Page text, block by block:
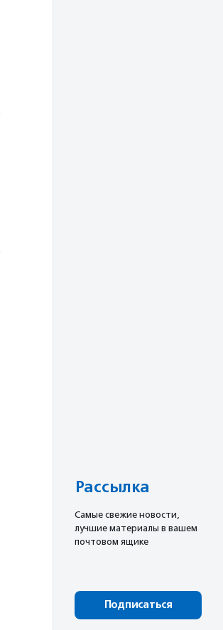
Рассылка
Cамые свежие новости,
лучшие материалы в вашем
почтовом ящике
Подписаться